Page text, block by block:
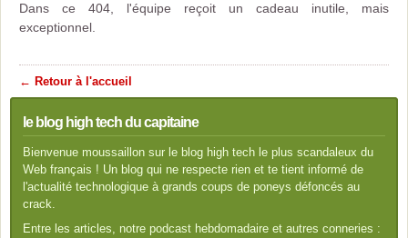
Dans ce 404, l'équipe reçoit un cadeau inutile, mais
exceptionnel.
← Retour à l'accueil
le blog high tech du capitaine
Bienvenue moussaillon sur le blog high tech le plus scandaleux du
Web français ! Un blog qui ne respecte rien et te tient informé de
l'actualité technologique à grands coups de poneys défoncés au
crack.
Entre les articles, notre podcast hebdomadaire et autres conneries :